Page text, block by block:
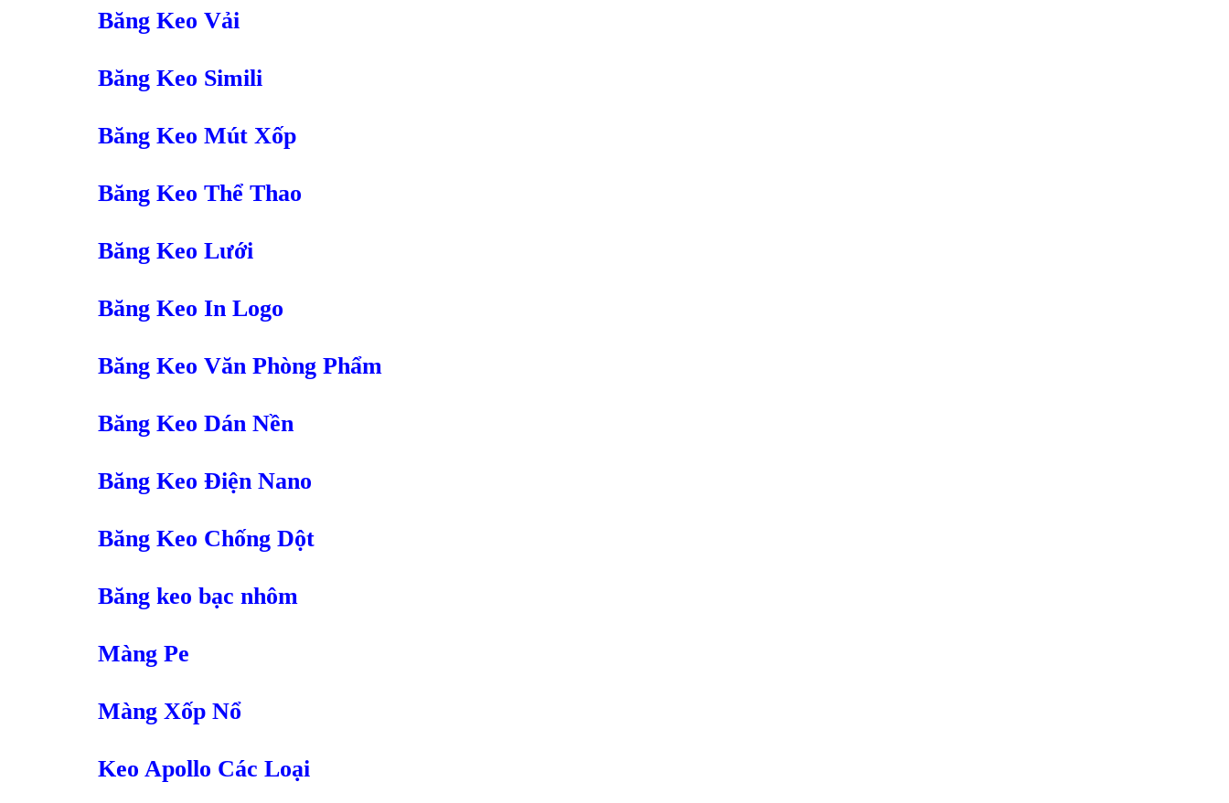
Băng Keo Vải
Băng Keo Simili
Băng Keo Mút Xốp
Băng Keo Thể Thao
Băng Keo Lưới
Băng Keo In Logo
Băng Keo Văn Phòng Phẩm
Băng Keo Dán Nền
Băng Keo Điện Nano
Băng Keo Chống Dột
Băng keo bạc nhôm
Màng Pe
Màng Xốp Nổ
Keo Apollo Các Loại